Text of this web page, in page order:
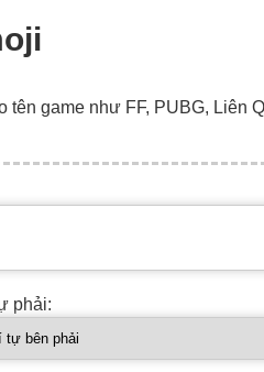
tên game như FF, PUBG, Liên
phải: